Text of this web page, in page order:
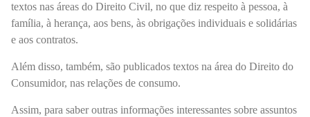
textos nas áreas do Direito Civil, no que diz respeito à pessoa, à
família, à herança, aos bens, às obrigações individuais e solidárias
e aos contratos.
Além disso, também, são publicados textos na área do Direito do
Consumidor, nas relações de consumo.
Assim, para saber outras informações interessantes sobre assuntos